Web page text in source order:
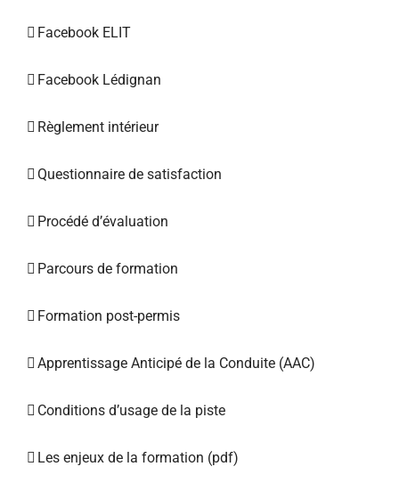
Facebook ELIT
Facebook Lédignan
Règlement intérieur
Questionnaire de satisfaction
Procédé d’évaluation
Parcours de formation
Formation post-permis
Apprentissage Anticipé de la Conduite (AAC)
Conditions d’usage de la piste
Les enjeux de la formation (pdf)